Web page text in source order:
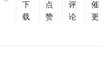
下
载
点
赞
评
论
催
更